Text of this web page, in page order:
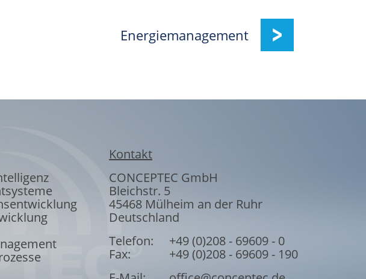
Energiemanagement
entwicklung
Kontakt
CONCEPTEC GmbH
Bleichstr. 5
45468 Mülheim an der Ruhr
Deutschland
Telefon:
+49 (0)208 - 69609 - 0
Fax:
+49 (0)208 - 69609 - 190